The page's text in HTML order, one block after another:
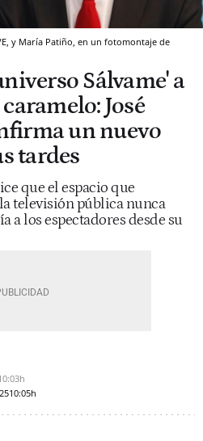
y María Patiño, en un fotomontaje de
Sálvame' a
José
un nuevo
tardes
que el espacio que
televisión pública nunca
a los espectadores desde su
10:05h